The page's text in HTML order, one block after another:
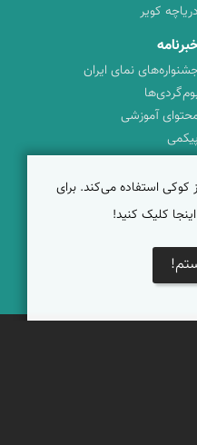
دریاچه کویر
نمای ایران
آموزشی
پیکمی
کوکی استفاده می‌کند. برای
کلیک کنید!